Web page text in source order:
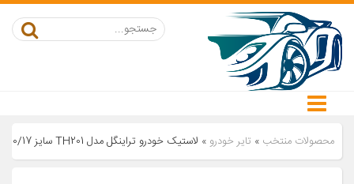
محصولات منتخب » تایر خودرو » لاستیک خودرو تراینگل مدل TH201 سایز 205/50/17 – دو حلقه